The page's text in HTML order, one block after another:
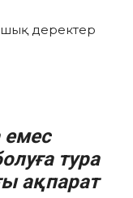
деректер
емес
тура
ақпарат